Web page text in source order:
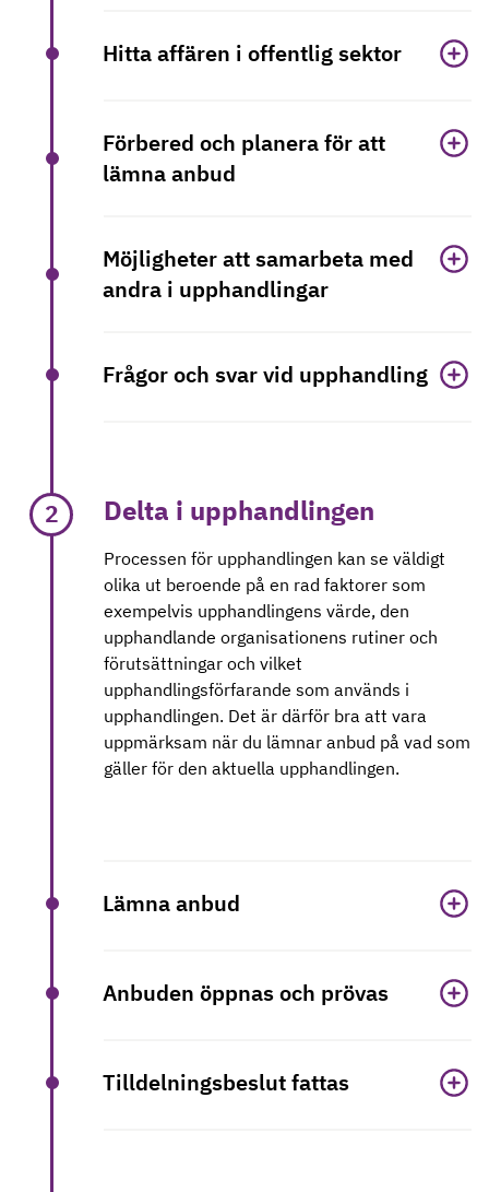
Hitta affären i offentlig sektor
Förbered och planera för att
lämna anbud
Möjligheter att samarbeta med
andra i upphandlingar
Frågor och svar vid upphandling
2 Delta i upphandlingen
Processen för upphandlingen kan se väldigt
olika ut beroende på en rad faktorer som
exempelvis upphandlingens värde, den
upphandlande organisationens rutiner och
förutsättningar och vilket
upphandlingsförfarande som används i
upphandlingen. Det är därför bra att vara
uppmärksam när du lämnar anbud på vad som
gäller för den aktuella upphandlingen.
Lämna anbud
Anbuden öppnas och prövas
Tilldelningsbeslut fattas